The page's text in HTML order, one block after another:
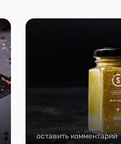
оставить комментарий